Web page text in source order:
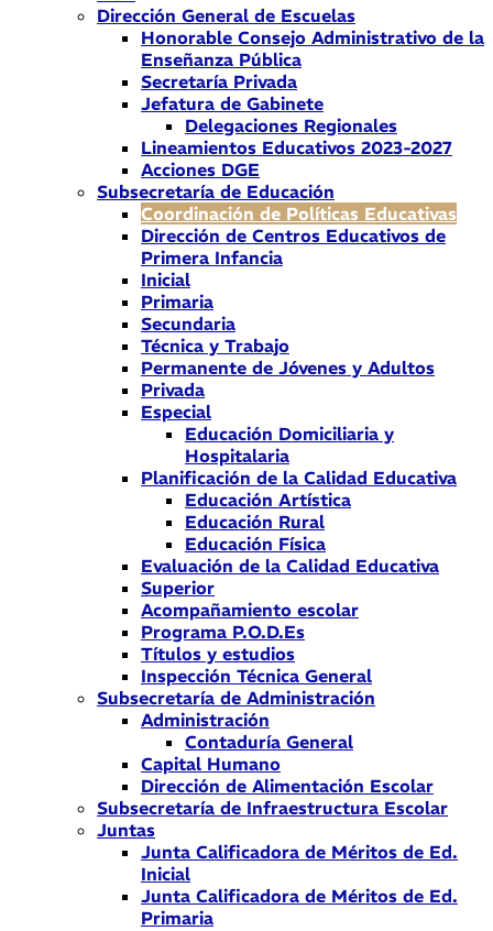
Dirección General de Escuelas
Honorable Consejo Administrativo de la
Enseñanza Pública
Secretaría Privada
Jefatura de Gabinete
Delegaciones Regionales
Lineamientos Educativos 2023-2027
Acciones DGE
Subsecretaría de Educación
Coordinación de Políticas Educativas
Dirección de Centros Educativos de
Primera Infancia
Inicial
Primaria
Secundaria
Técnica y Trabajo
Permanente de Jóvenes y Adultos
Privada
Especial
Educación Domiciliaria y
Hospitalaria
Planificación de la Calidad Educativa
Educación Artística
Educación Rural
Educación Física
Evaluación de la Calidad Educativa
Superior
Acompañamiento escolar
Programa P.O.D.Es
Títulos y estudios
Inspección Técnica General
Subsecretaría de Administración
Administración
Contaduría General
Capital Humano
Dirección de Alimentación Escolar
Subsecretaría de Infraestructura Escolar
Juntas
Junta Calificadora de Méritos de Ed.
Inicial
Junta Calificadora de Méritos de Ed.
Primaria